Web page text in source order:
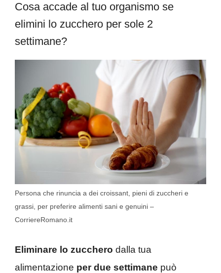
Cosa accade al tuo organismo se
elimini lo zucchero per sole 2
settimane?
Persona che rinuncia a dei croissant, pieni di zuccheri e
grassi, per preferire alimenti sani e genuini –
CorriereRomano.it
Eliminare lo zucchero dalla tua
alimentazione per due settimane può